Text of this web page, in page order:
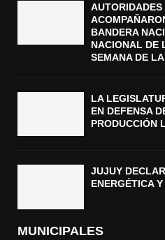
BANDERA
NACIONAL DE
SEMANA DE
LA
EN DEFENSA
PRODUCCIÓN
JUJUY
ENERGÉTICA
MUNICIPALES